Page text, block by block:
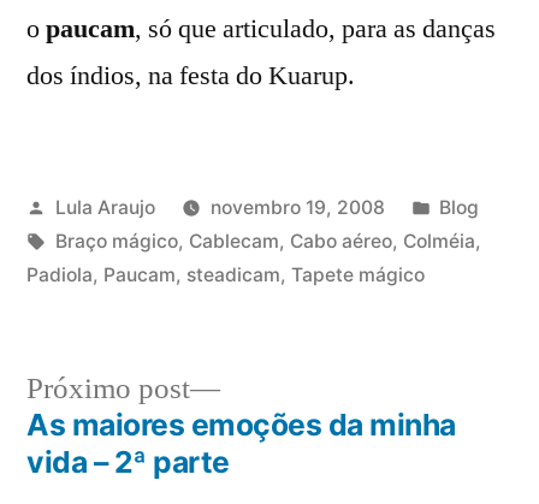
opaucam, só que articulado, para as danças
dos índios, na festa do Kuarup.
Publicado
por
Lula Araujo novembro 19, 2008
Publicado
em
Blog
Tags:
Braço mágico, Cablecam, Cabo aéreo, Colméia,
Padiola, Paucam, steadicam, Tapete mágico
Navegação
Próximo post
Próximo
post:
As maiores emoções da minha
vida – 2ª parte